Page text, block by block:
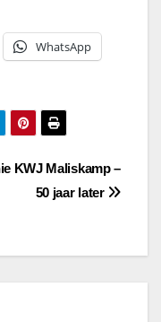
WhatsApp
KWJ Maliskamp –
50 jaar later